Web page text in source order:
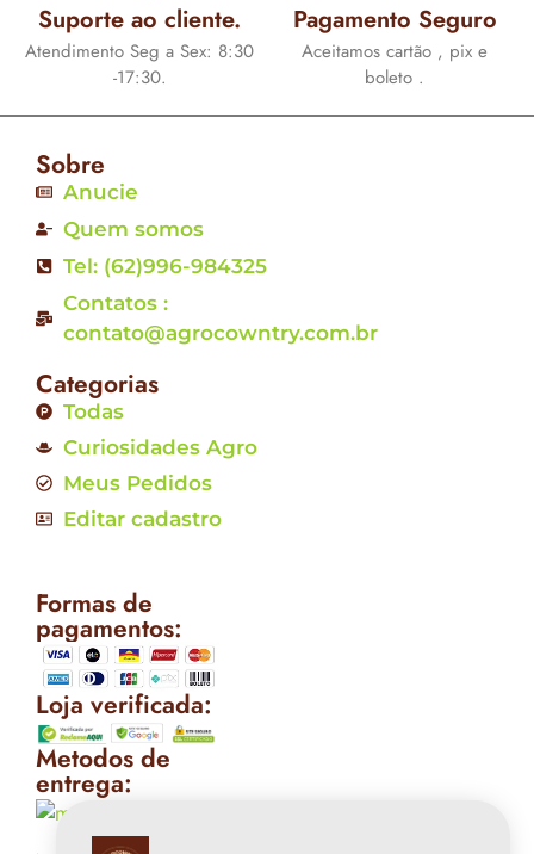
Suporte ao cliente.
Atendimento Seg a Sex: 8:30
-17:30.
Pagamento Seguro
Aceitamos cartão , pix e
boleto .
Sobre
Anucie
Quem somos
Tel: (62)996-984325
Contatos :
contato@agrocowntry.com.br
Categorias
Todas
Curiosidades Agro
Meus Pedidos
Editar cadastro
Formas de
pagamentos:
Loja verificada:
Metodos de
entrega: